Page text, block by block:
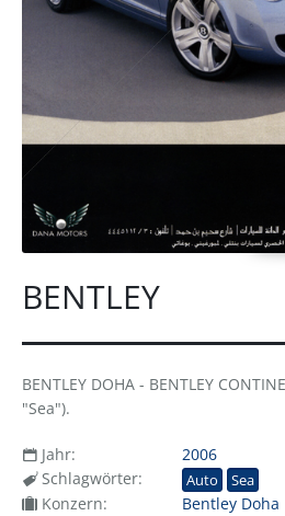
BENTLEY
BENTLEY DOHA - BENTLEY
"Sea").
Jahr:
2006
Schlagwörter:
Auto Sea
Konzern:
Bentley Doha